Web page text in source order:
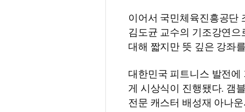
이어서 국민체육진흥공단
김도균 교수의 기조강연으
대해 짧지만 뜻 깊은 강좌
대한민국 피트니스 발전에
게 시상식이 진행됐다. 갬
전문 캐스터 배성재 아나